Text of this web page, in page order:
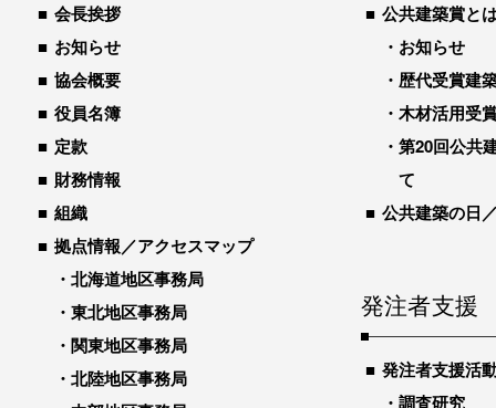
会長挨拶
お知らせ
協会概要
役員名簿
定款
財務情報
組織
拠点情報／アクセスマップ
北海道地区事務局
東北地区事務局
関東地区事務局
北陸地区事務局
公共建築賞と
お知らせ
歴代受賞建
木材活用受
第20回公共
て
公共建築の日
発注者支援
発注者支援活
調査研究